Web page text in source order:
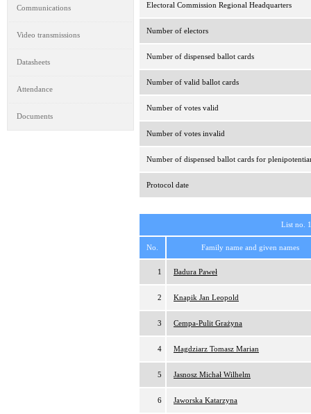
Communications
Video transmissions
Datasheets
Attendance
Documents
Electoral Commission Regional Headquarters
Number of electors
Number of dispensed ballot cards
Number of valid ballot cards
Number of votes valid
Number of votes invalid
Number of dispensed ballot cards for
Protocol date
List no.
No. Family name and given names
1 Badura Paweł
2 Knapik Jan Leopold
3 Cempa-Pulit Grażyna
4 Magdziarz Tomasz Marian
5 Jasnosz Michał Wilhelm
6 Jaworska Katarzyna